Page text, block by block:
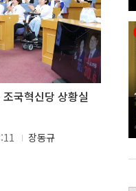
국혁신당 상황실
장동규